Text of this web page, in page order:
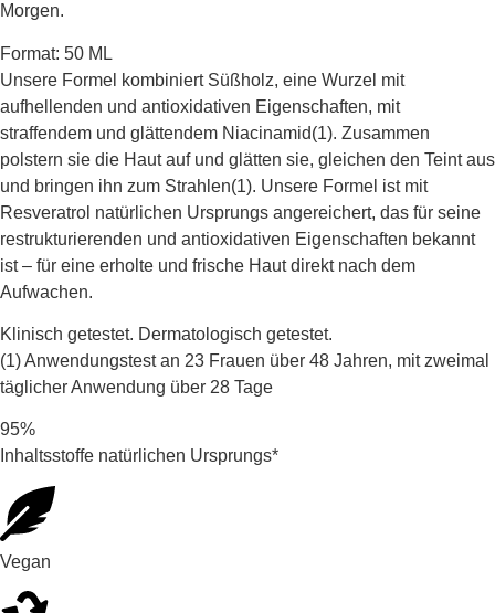
Morgen.
Format: 50 ML
Unsere Formel kombiniert Süßholz, eine Wurzel mit
aufhellenden und antioxidativen Eigenschaften, mit
straffendem und glättendem Niacinamid(1). Zusammen
polstern sie die Haut auf und glätten sie, gleichen den Teint aus
und bringen ihn zum Strahlen(1). Unsere Formel ist mit
Resveratrol natürlichen Ursprungs angereichert, das für seine
restrukturierenden und antioxidativen Eigenschaften bekannt
ist – für eine erholte und frische Haut direkt nach dem
Aufwachen.
Klinisch getestet. Dermatologisch getestet.
(1) Anwendungstest an 23 Frauen über 48 Jahren, mit zweimal
täglicher Anwendung über 28 Tage
95%
Inhaltsstoffe natürlichen Ursprungs*
Vegan